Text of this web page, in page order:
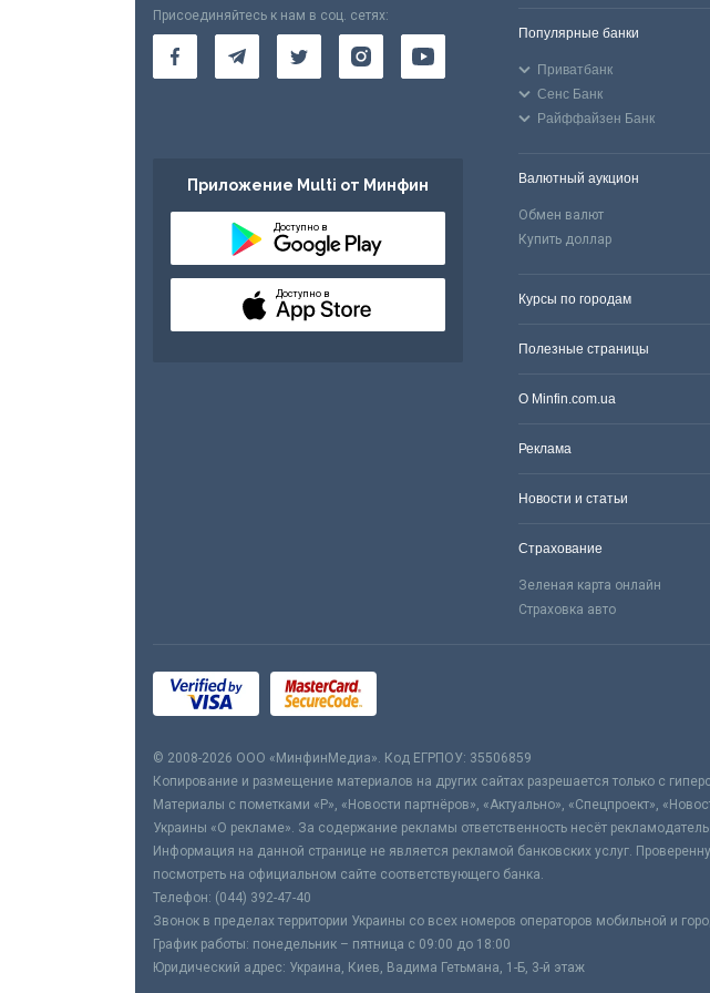
Присоединяйтесь к нам в соц. сетях:
Приложение Multi от Минфин
Доступно в
Доступно в
Популярные банки
Приватбанк
Сенс Банк
Райффайзен Банк
Валютный аукцион
Обмен валют
Купить доллар
Курсы по городам
Полезные страницы
О Minfin.com.ua
Реклама
Новости и статьи
Страхование
Зеленая карта онлайн
Страховка авто
© 2008-2026 ООО «МинфинМедиа». Код ЕГРПОУ: 35506859
Копирование и размещение материалов на других сайтах разрешается только с
Материалы с пометками «Р», «Новости партнёров», «Актуально», «Спецпроект»,
Украины «О рекламе». За содержание рекламы ответственность несёт рекламодатель.
Информация на данной странице не является рекламой банковских услуг.
посмотреть на официальном сайте соответствующего банка.
Телефон: (044) 392-47-40
Звонок в пределах территории Украины со всех номеров операторов мобильной и
График работы: понедельник – пятница с 09:00 до 18:00
Юридический адрес: Украина, Киев, Вадима Гетьмана, 1-Б, 3-й этаж